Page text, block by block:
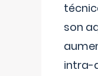
son
intra-